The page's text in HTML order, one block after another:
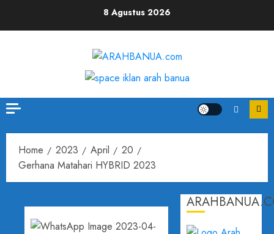
8 Agustus 2026
Home 2023 April
20
Gerhana Matahari HYBRID 2023